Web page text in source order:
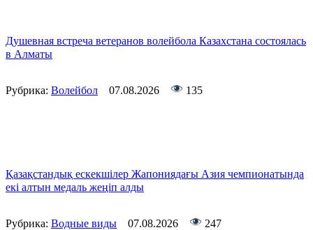
Душевная встреча ветеранов волейбола Казахстана состоялась
в Алматы
Рубрика: Волейбол 07.08.2026 135
Қазақстандық ескекшілер Жапониядағы Азия чемпионатында
екі алтын медаль жеңіп алды
Рубрика: Водные виды 07.08.2026 247